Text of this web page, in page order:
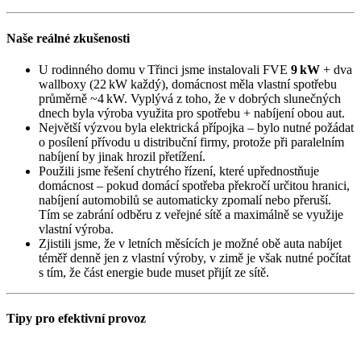
Naše reálné zkušenosti
U rodinného domu v Třinci jsme instalovali FVE 9 kW + dva
wallboxy (22 kW každý), domácnost měla vlastní spotřebu
průměrně ~4 kW. Vyplývá z toho, že v dobrých slunečných
dnech byla výroba využita pro spotřebu + nabíjení obou aut.
Největší výzvou byla elektrická přípojka – bylo nutné požádat
o posílení přívodu u distribuční firmy, protože při paralelním
nabíjení by jinak hrozil přetížení.
Použili jsme řešení chytrého řízení, které upřednostňuje
domácnost – pokud domácí spotřeba překročí určitou hranici,
nabíjení automobilů se automaticky zpomalí nebo přeruší.
Tím se zabrání odběru z veřejné sítě a maximálně se využije
vlastní výroba.
Zjistili jsme, že v letních měsících je možné obě auta nabíjet
téměř denně jen z vlastní výroby, v zimě je však nutné počítat
s tím, že část energie bude muset přijít ze sítě.
Tipy pro efektivní provoz